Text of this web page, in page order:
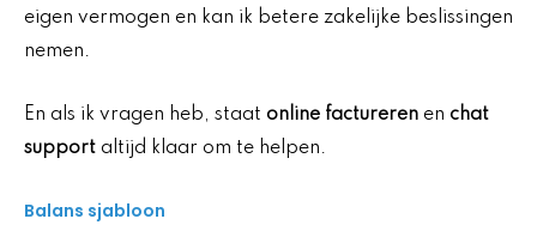
eigen vermogen en kan ik betere zakelijke beslissingen
nemen.
En als ik vragen heb, staat online factureren en chat
support altijd klaar om te helpen.
Balans sjabloon